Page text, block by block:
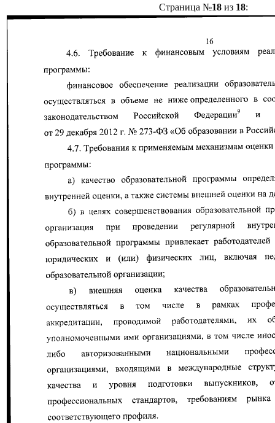
Страница №18из 18: